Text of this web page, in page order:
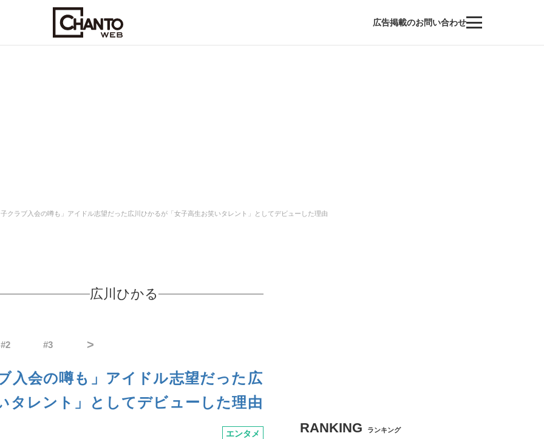
広告掲載のお問い合わせ
クラブ入会の噂も」アイドル志望だった広川ひかるが「女子高生お笑いタレント」としてデビューした理由
広川ひかる
#2 #3 >
入会の噂も」アイドル志望だった広
タレント」としてデビューした理由
エンタメ RANKING ランキング